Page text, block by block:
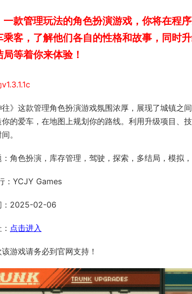
一款管理玩法的角色扮演游戏，你将在程
乘客，了解他们各自的性格和故事，同时
等着你来体验！
往》这款管理角色扮演游戏氛围浓厚，展现了城镇之
的爱车，在地图上规划你的路线。利用升级项目、
。
角色扮演，库存管理，驾驶，探索，多结局，模拟
：YCJY Games
：2025-02-06
点击进入
游戏请务必到官网支持！